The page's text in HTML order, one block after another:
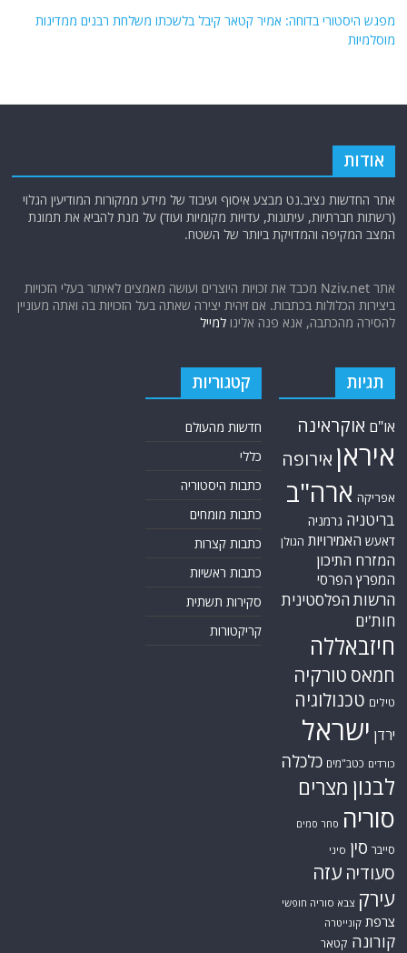
או"םאוקראינה
איראן
אפריקה ארה"ב
בריטניה גרמניה
דאעש האמירויות הגולן
המזרח התיכון
הרשות הפלסטינית
חות'ים
חיזבאללה
טילים טכנולוגיה
ירדןישראל
כורדים כטב"מים
לבנוןמצרים
סוריה
סייבר סין סיני
סעודיהעזה
עירק צבא סוריה חופשי
צרפת קונייטרה
קורונה
רוסיה רפואה
שיעים תוכנית הגרעין
תימן
כתבות מומחים
כתבות קצרות
סקירות תשתית
קריקטורות